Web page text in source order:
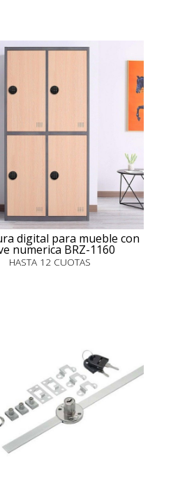
digital para mueble con
numerica BRZ-1160
HASTA 12 CUOTAS